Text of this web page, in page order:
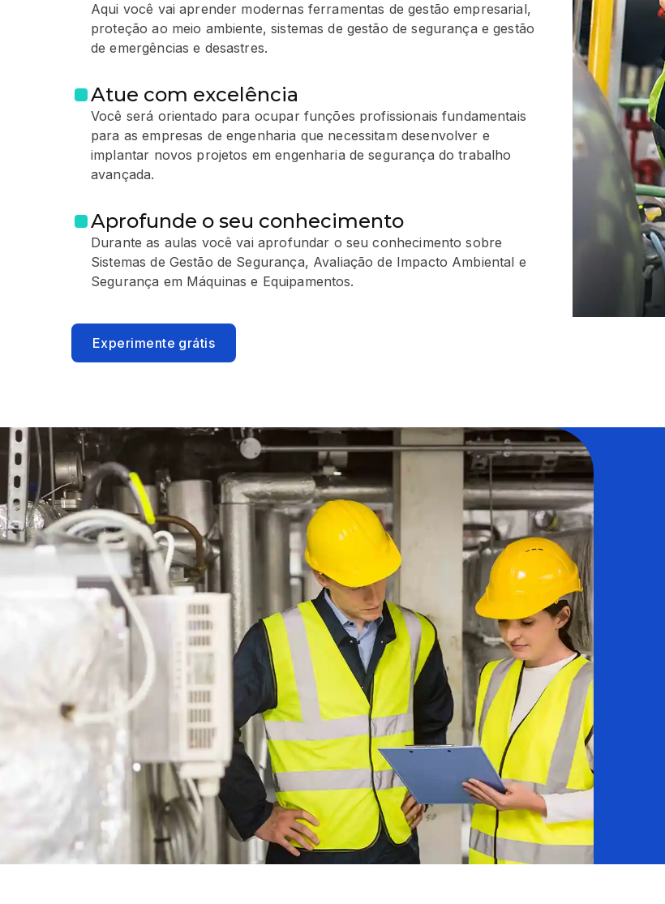
Aqui você vai aprender modernas ferramentas de gestão empresarial,
proteção ao meio ambiente, sistemas de gestão de segurança e gestão
de emergências e desastres.
Atue com excelência
Você será orientado para ocupar funções profissionais fundamentais
para as empresas de engenharia que necessitam desenvolver e
implantar novos projetos em engenharia de segurança do trabalho
avançada.
Aprofunde o seu conhecimento
Durante as aulas você vai aprofundar o seu conhecimento sobre
Sistemas de Gestão de Segurança, Avaliação de Impacto Ambiental e
Segurança em Máquinas e Equipamentos.
Experimente grátis